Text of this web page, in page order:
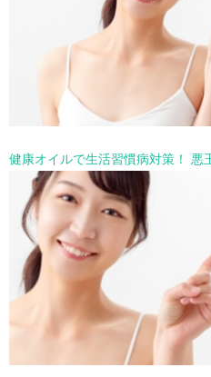
健康オイルで生活習慣病対策！ 悪